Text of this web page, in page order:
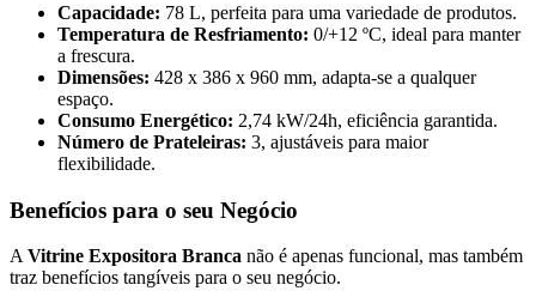
Capacidade: 78 L, perfeita para uma variedade de produtos.
Temperatura de Resfriamento: 0/+12 ºC, ideal para manter
a frescura.
Dimensões: 428 x 386 x 960 mm, adapta-se a qualquer
espaço.
Consumo Energético: 2,74 kW/24h, eficiência garantida.
Número de Prateleiras: 3, ajustáveis para maior
flexibilidade.
Benefícios para o seu Negócio
A Vitrine Expositora Branca não é apenas funcional, mas também
traz benefícios tangíveis para o seu negócio.